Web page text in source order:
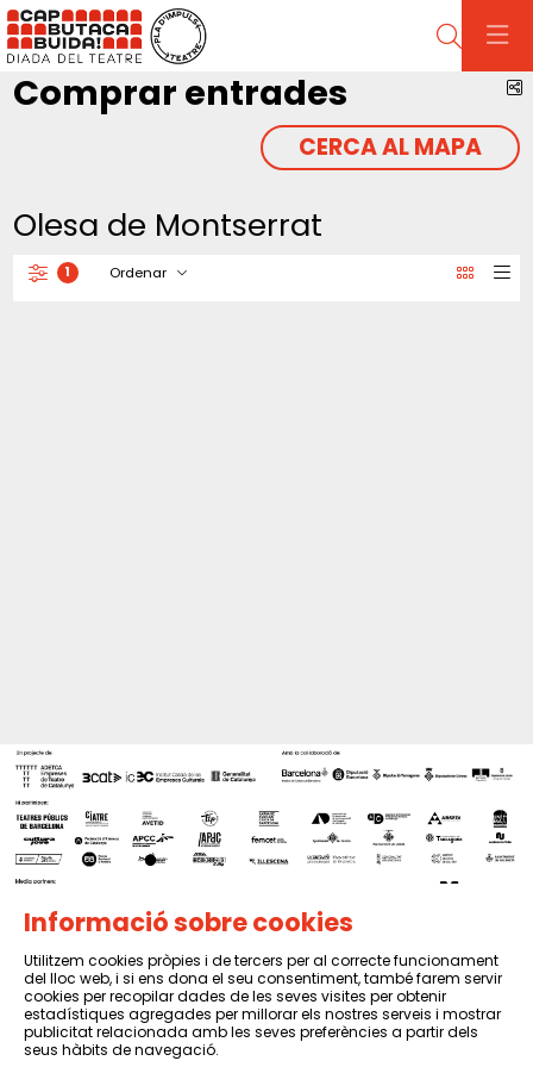
Cerca
Comprar entrades
CERCA AL MAPA
Olesa de Montserrat
Filtrar
1 Ordenar
Sitemap | Avís Legal | Política de privacitat | Contactar
Informació sobre cookies
Utilitzem cookies pròpies i de tercers per al correcte funcionament
del lloc web, i si ens dona el seu consentiment, també farem servir
cookies per recopilar dades de les seves visites per obtenir
estadístiques agregades per millorar els nostres serveis i mostrar
publicitat relacionada amb les seves preferències a partir dels
seus hàbits de navegació.